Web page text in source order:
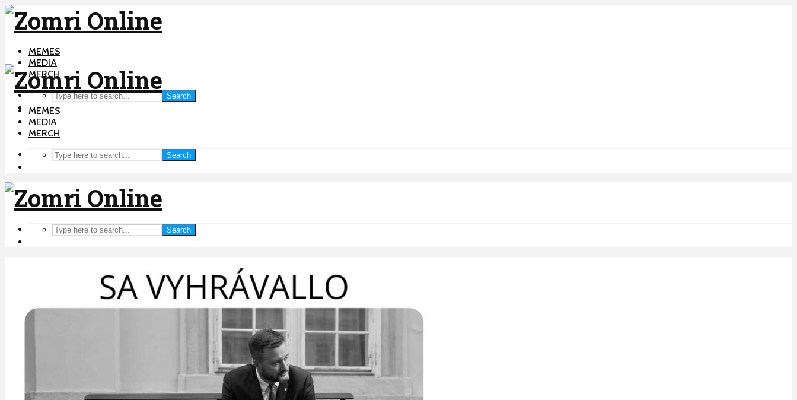
MEMES
MEDIA
MERCH
Search
MEMES
MEDIA
MERCH
Search
Search